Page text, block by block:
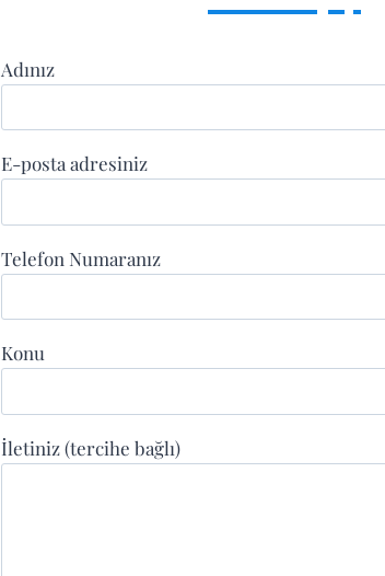
Adınız
E-posta adresiniz
Telefon Numaranız
Konu
İletiniz (tercihe bağlı)